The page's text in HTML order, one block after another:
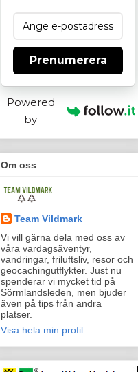
Prenumerera
Powered
by
Om oss
Team Vildmark
Vi vill gärna dela med oss av
våra vardagsäventyr,
vandringar, friluftsliv, resor och
geocachingutflykter. Just nu
spenderar vi mycket tid på
Sörmlandsleden, men bjuder
även på tips från andra
platser.
Visa hela min profil